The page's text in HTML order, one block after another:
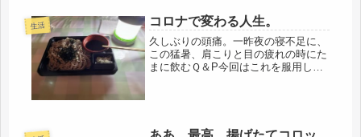
生活 コロナで変わる人生。
久しぶりの頭痛。一昨夜の寝不足に、
この猛暑、肩こりと目の疲れの時にた
まに飲むＱ＆P今回はこれを服用して
と...